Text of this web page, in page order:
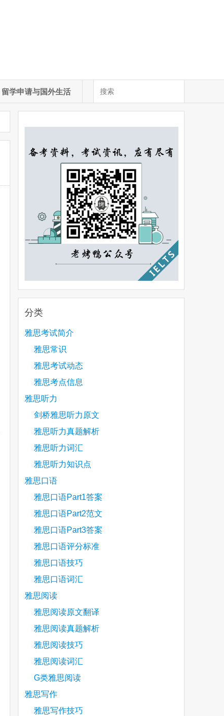
留学申请与国外生活
分类
雅思考试简介
雅思常识
雅思考试动态
雅思考点信息
雅思听力
剑桥雅思听力原文
雅思听力真题解析
雅思听力词汇
雅思听力知识点
雅思口语
雅思口语Part1答案
雅思口语Part2范文
雅思口语Part3答案
雅思口语评分标准
雅思口语技巧
雅思口语词汇
雅思阅读
雅思阅读原文翻译
雅思阅读真题解析
雅思阅读技巧
雅思阅读词汇
G类雅思阅读
雅思写作
雅思写作技巧